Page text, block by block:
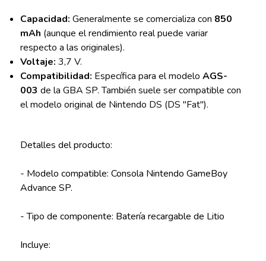
Capacidad: Generalmente se comercializa con 850
mAh (aunque el rendimiento real puede variar
respecto a las originales).
Voltaje: 3,7 V.
Compatibilidad: Específica para el modelo AGS-
003 de la GBA SP. También suele ser compatible con
el modelo original de Nintendo DS (DS "Fat").
Detalles del producto:
- Modelo compatible: Consola Nintendo GameBoy
Advance SP.
- Tipo de componente: Batería recargable de Litio
Incluye: